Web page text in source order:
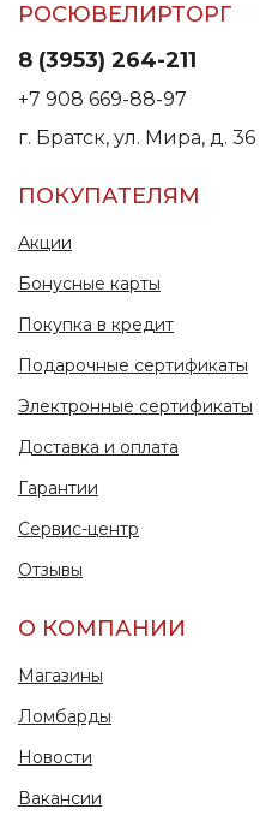
РОСЮВЕЛИРТОРГ
8 (3953) 264-211
+7 908 669-88-97
г. Братск, ул. Мира, д. 36
ПОКУПАТЕЛЯМ
Акции
Бонусные карты
Покупка в кредит
Подарочные сертификаты
Электронные сертификаты
Доставка и оплата
Гарантии
Сервис-центр
Отзывы
О КОМПАНИИ
Магазины
Ломбарды
Новости
Вакансии